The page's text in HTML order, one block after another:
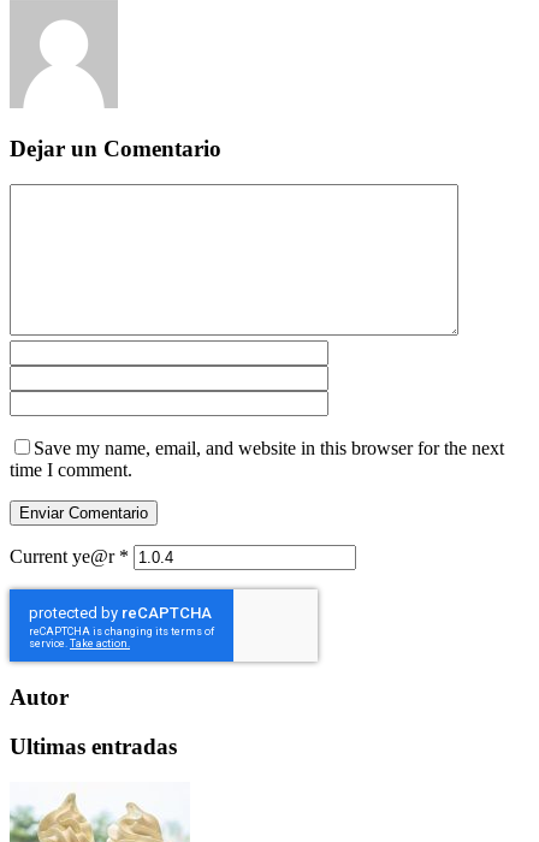
Dejar un Comentario
Save my name, email, and website in this browser for the next
time I comment.
Current ye@r *
Autor
Ultimas entradas